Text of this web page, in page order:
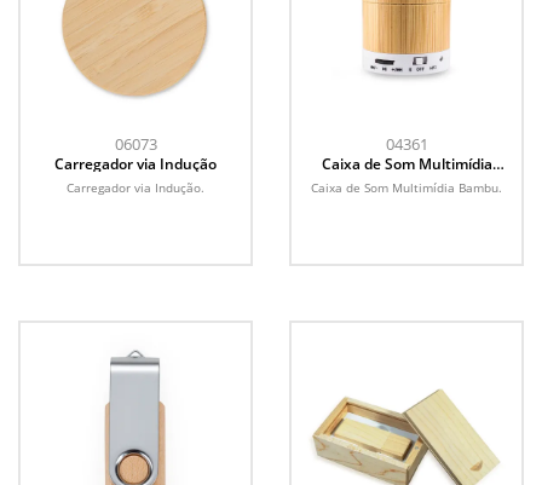
06073
Carregador via Indução
Carregador via Indução.
04361
Caixa de Som Multimídia
Bambu
Caixa de Som Multimídia Bambu.